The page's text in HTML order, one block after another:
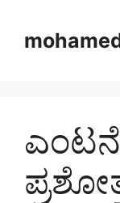
content